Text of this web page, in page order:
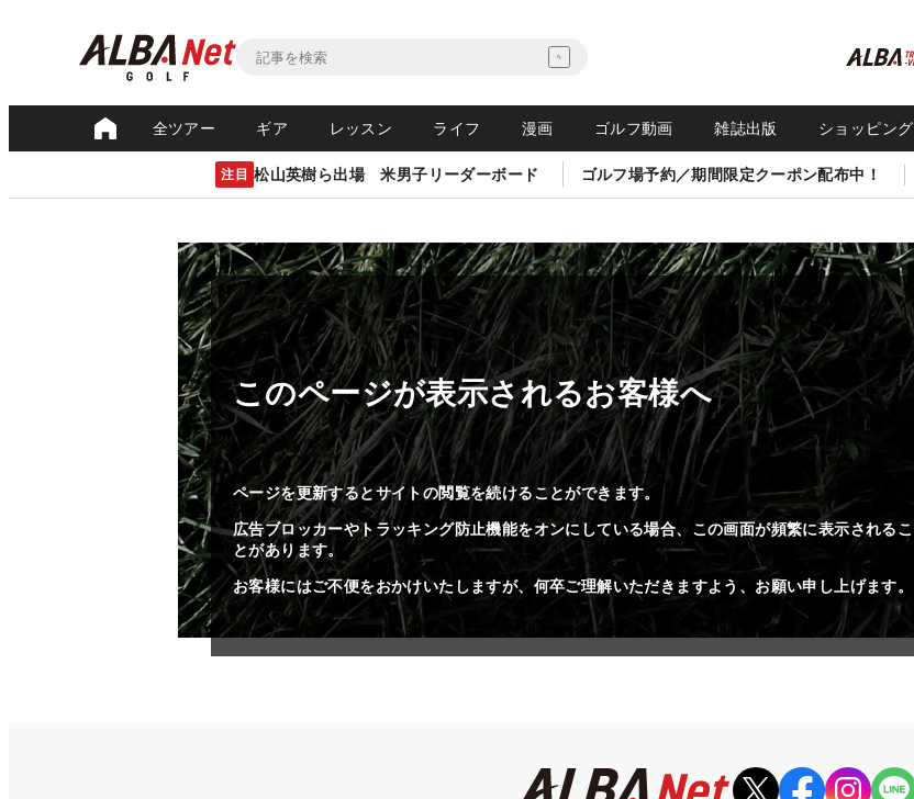
全ツアー ギア レッスン ライフ 漫画 ゴルフ動画 雑誌出版 ショッピング
注目 松山英樹ら出場 米男子リーダーボード ゴルフ場予約／期間限定クーポン配布中！
このページが表示されるお客様へ
ページを更新するとサイトの閲覧を続けることができます。
広告ブロッカーやトラッキング防止機能をオンにしている場合、この画面が頻繁に表示されるこ
とがあります。
お客様にはご不便をおかけいたしますが、何卒ご理解いただきますよう、お願い申し上げます。